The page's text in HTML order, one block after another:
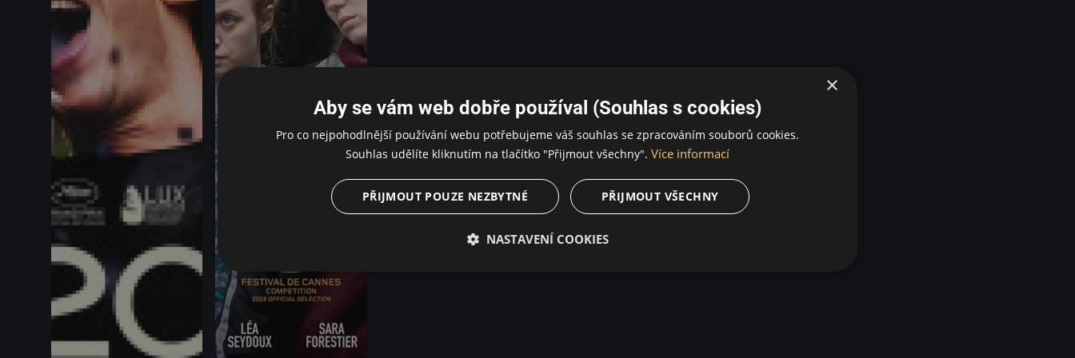
×
Aby se vám web dobře používal (Souhlas s cookies)
Pro co nejpohodlnější používání webu potřebujeme váš souhlas se zpracováním souborů cookies.
Souhlas udělíte kliknutím na tlačítko "Přijmout všechny". Více informací
PŘIJMOUT VŠECHNY
PŘIJMOUT POUZE NEZBYTNÉ
NASTAVENÍ COOKIES